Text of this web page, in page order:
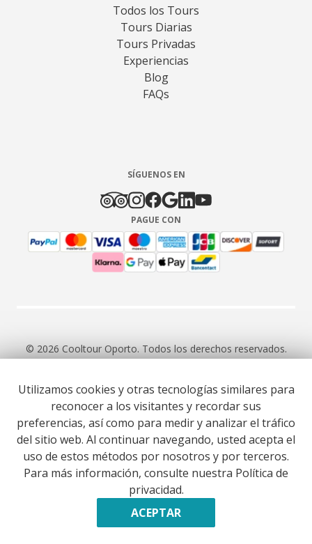
RESERVAR AHORA
Todos los Tours
Tours Diarias
Tours Privadas
Experiencias
Blog
FAQs
SÍGUENOS EN
PAGUE CON
© 2026 Cooltour Oporto. Todos los derechos reservados.
RNAAT 309/2015RNAVT 7055
Website co-funded by European Union’s COSME - SMP
programme executed under project ST3ER - ref. 101121592
Desarrollado por
Utilizamos cookies y otras tecnologías similares para
reconocer a los visitantes y recordar sus
preferencias, así como para medir y analizar el tráfico
del sitio web. Al continuar navegando, usted acepta el
uso de estos métodos por nosotros y por terceros.
Para más información, consulte nuestra Política de
privacidad.
ACEPTAR